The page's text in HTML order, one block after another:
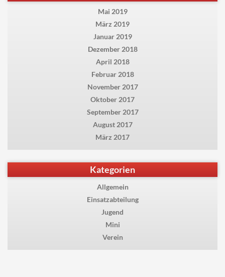
Mai 2019
März 2019
Januar 2019
Dezember 2018
April 2018
Februar 2018
November 2017
Oktober 2017
September 2017
August 2017
März 2017
Kategorien
Allgemein
Einsatzabteilung
Jugend
Mini
Verein